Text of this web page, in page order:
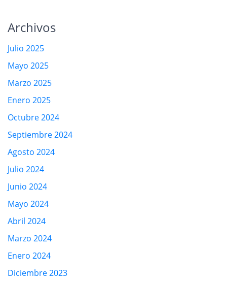
Archivos
Julio 2025
Mayo 2025
Marzo 2025
Enero 2025
Octubre 2024
Septiembre 2024
Agosto 2024
Julio 2024
Junio 2024
Mayo 2024
Abril 2024
Marzo 2024
Enero 2024
Diciembre 2023